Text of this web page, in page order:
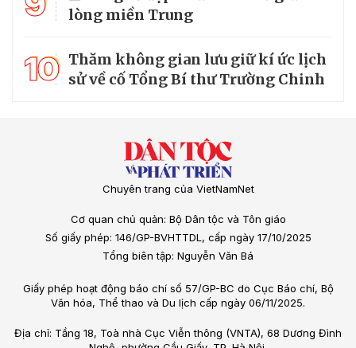
lòng miền Trung
10 Thăm không gian lưu giữ kí ức lịch
sử về cố Tổng Bí thư Trường Chinh
Chuyên trang của VietNamNet
Cơ quan chủ quản: Bộ Dân tộc và Tôn giáo
Số giấy phép: 146/GP-BVHTTDL, cấp ngày 17/10/2025
Tổng biên tập: Nguyễn Văn Bá
Giấy phép hoạt động báo chí số 57/GP-BC do Cục Báo chí, Bộ
Văn hóa, Thể thao và Du lịch cấp ngày 06/11/2025.
Địa chỉ: Tầng 18, Toà nhà Cục Viễn thông (VNTA), 68 Dương Đình